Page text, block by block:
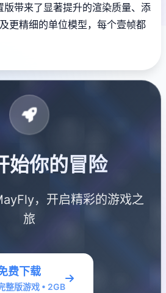
版带来了显著提升的渲染质量、添
更精细的单位模型，每个壹帧都
始你的冒险
，开启精彩的游戏之
旅
费下载
整版游戏 • 2GB